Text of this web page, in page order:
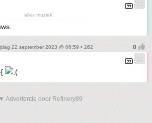
alles muziek.
22 september 2023 @ 06:59 • 262
▼ Advertentie door Refinery89